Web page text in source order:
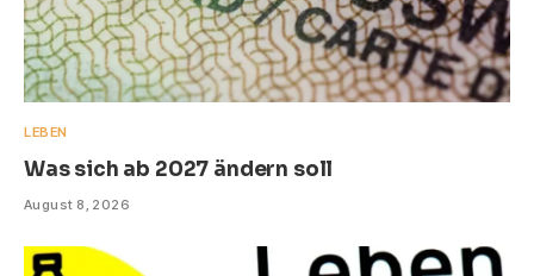
LEBEN
Was sich ab 2027 ändern soll
August 8, 2026